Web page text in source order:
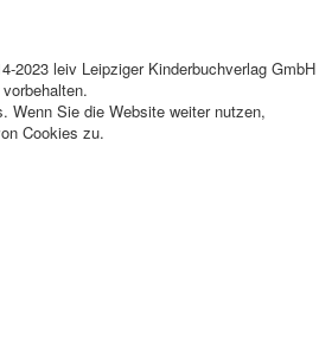
2023 leiv Leipziger Kinderbuchverlag GmbH
Wenn Sie die Website weiter nutzen,
Cookies zu.